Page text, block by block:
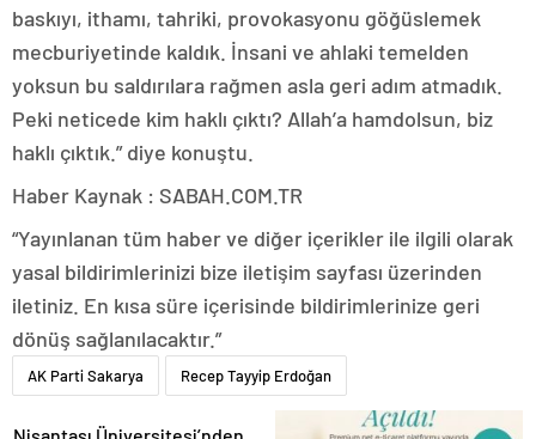
baskıyı, ithamı, tahriki, provokasyonu göğüslemek
mecburiyetinde kaldık. İnsani ve ahlaki temelden
yoksun bu saldırılara rağmen asla geri adım atmadık.
Peki neticede kim haklı çıktı? Allah’a hamdolsun, biz
haklı çıktık.” diye konuştu.
Haber Kaynak : SABAH.COM.TR
“Yayınlanan tüm haber ve diğer içerikler ile ilgili olarak
yasal bildirimlerinizi bize iletişim sayfası üzerinden
iletiniz. En kısa süre içerisinde bildirimlerinize geri
dönüş sağlanılacaktır.”
AK Parti Sakarya Recep Tayyip Erdoğan